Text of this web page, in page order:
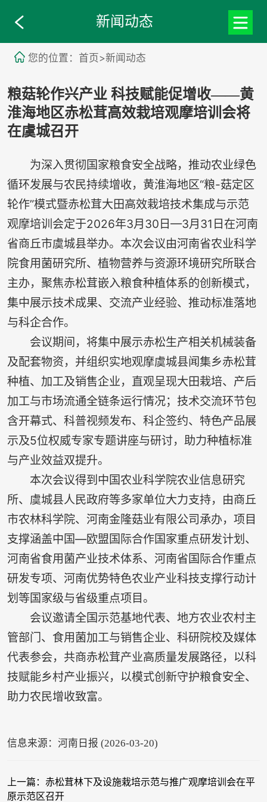
新闻动态
您的位置：首页>新闻动态
粮菇轮作兴产业 科技赋能促增收——黄
淮海地区赤松茸高效栽培观摩培训会将
在虞城召开
为深入贯彻国家粮食安全战略，推动农业绿色
循环发展与农民持续增收，黄淮海地区“粮-菇定区
轮作”模式暨赤松茸大田高效栽培技术集成与示范
观摩培训会定于2026年3月30日—3月31日在河南
省商丘市虞城县举办。本次会议由河南省农业科学
院食用菌研究所、植物营养与资源环境研究所联合
主办，聚焦赤松茸嵌入粮食种植体系的创新模式，
集中展示技术成果、交流产业经验、推动标准落地
与科企合作。
会议期间，将集中展示赤松生产相关机械装备
及配套物资，并组织实地观摩虞城县闻集乡赤松茸
种植、加工及销售企业，直观呈现大田栽培、产后
加工与市场流通全链条运行情况；技术交流环节包
含开幕式、科普视频发布、科企签约、特色产品展
示及5位权威专家专题讲座与研讨，助力种植标准
与产业效益双提升。
本次会议得到中国农业科学院农业信息研究
所、虞城县人民政府等多家单位大力支持，由商丘
市农林科学院、河南金隆菇业有限公司承办，项目
支撑涵盖中国—欧盟国际合作国家重点研发计划、
河南省食用菌产业技术体系、河南省国际合作重点
研发专项、河南优势特色农业产业科技支撑行动计
划等国家级与省级重点项目。
会议邀请全国示范基地代表、地方农业农村主
管部门、食用菌加工与销售企业、科研院校及媒体
代表参会，共商赤松茸产业高质量发展路径，以科
技赋能乡村产业振兴，以模式创新守护粮食安全、
助力农民增收致富。
信息来源：河南日报 (2026-03-20)
上一篇：赤松茸林下及设施栽培示范与推广观摩培训会在平
原示范区召开